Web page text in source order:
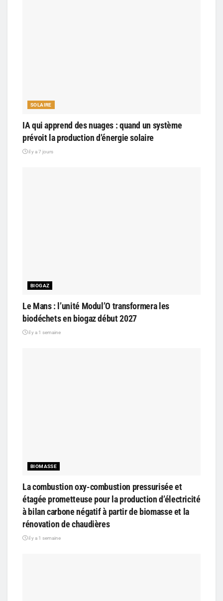
SOLAIRE
IA qui apprend des nuages : quand un système
prévoit la production d’énergie solaire
il y a 7 jours
BIOGAZ
Le Mans : l’unité Modul’O transformera les
biodéchets en biogaz début 2027
il y a 1 semaine
BIOMASSE
La combustion oxy-combustion pressurisée et
étagée prometteuse pour la production d’électricité
à bilan carbone négatif à partir de biomasse et la
rénovation de chaudières
il y a 1 semaine